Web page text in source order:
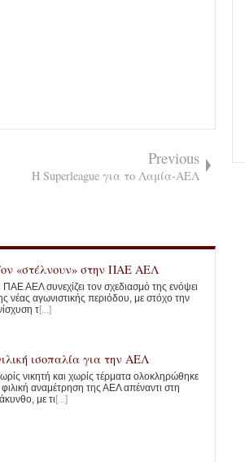
Previous
Η Superleague για το Λαμία-ΑΕΛ
«στέλνουν» στην ΠΑΕ ΑΕΛ
ΠΑΕ ΑΕΛ συνεχίζει τον σχεδιασμό της ενόψει
νέας αγωνιστικής περιόδου, με στόχο την
τ[...]
ισοπαλία για την ΑΕΛ
νικητή και χωρίς τέρματα ολοκληρώθηκε
αναμέτρηση της ΑΕΛ απέναντι στη
με τι[...]